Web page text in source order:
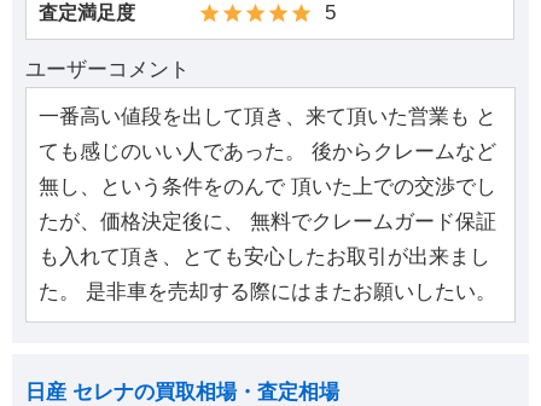
査定満足度 5
ユーザーコメント
一番高い値段を出して頂き、来て頂いた営業も と
ても感じのいい人であった。 後からクレームなど
無し、という条件をのんで 頂いた上での交渉でし
たが、価格決定後に、 無料でクレームガード保証
も入れて頂き、とても安心したお取引が出来まし
た。 是非車を売却する際にはまたお願いしたい。
日産 セレナの買取相場・査定相場